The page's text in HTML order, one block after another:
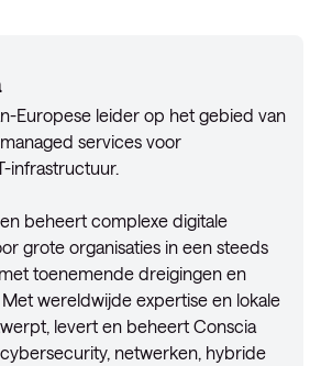
Europese leider op het gebied van
services voor
infrastructuur.
beheert complexe digitale
grote organisaties in een steeds
toenemende dreigingen en
wereldwijde expertise en lokale
levert en beheert Conscia
netwerken, hybride